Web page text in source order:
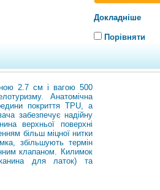
Докладніше
Порівняти
2.7 см і вагою 500
Анатомічна
покриття TPU, а
забезпечує надійну
верхньої поверхні
більш міцної нитки
збільшують термін
клапаном. Килимок
для латок) та